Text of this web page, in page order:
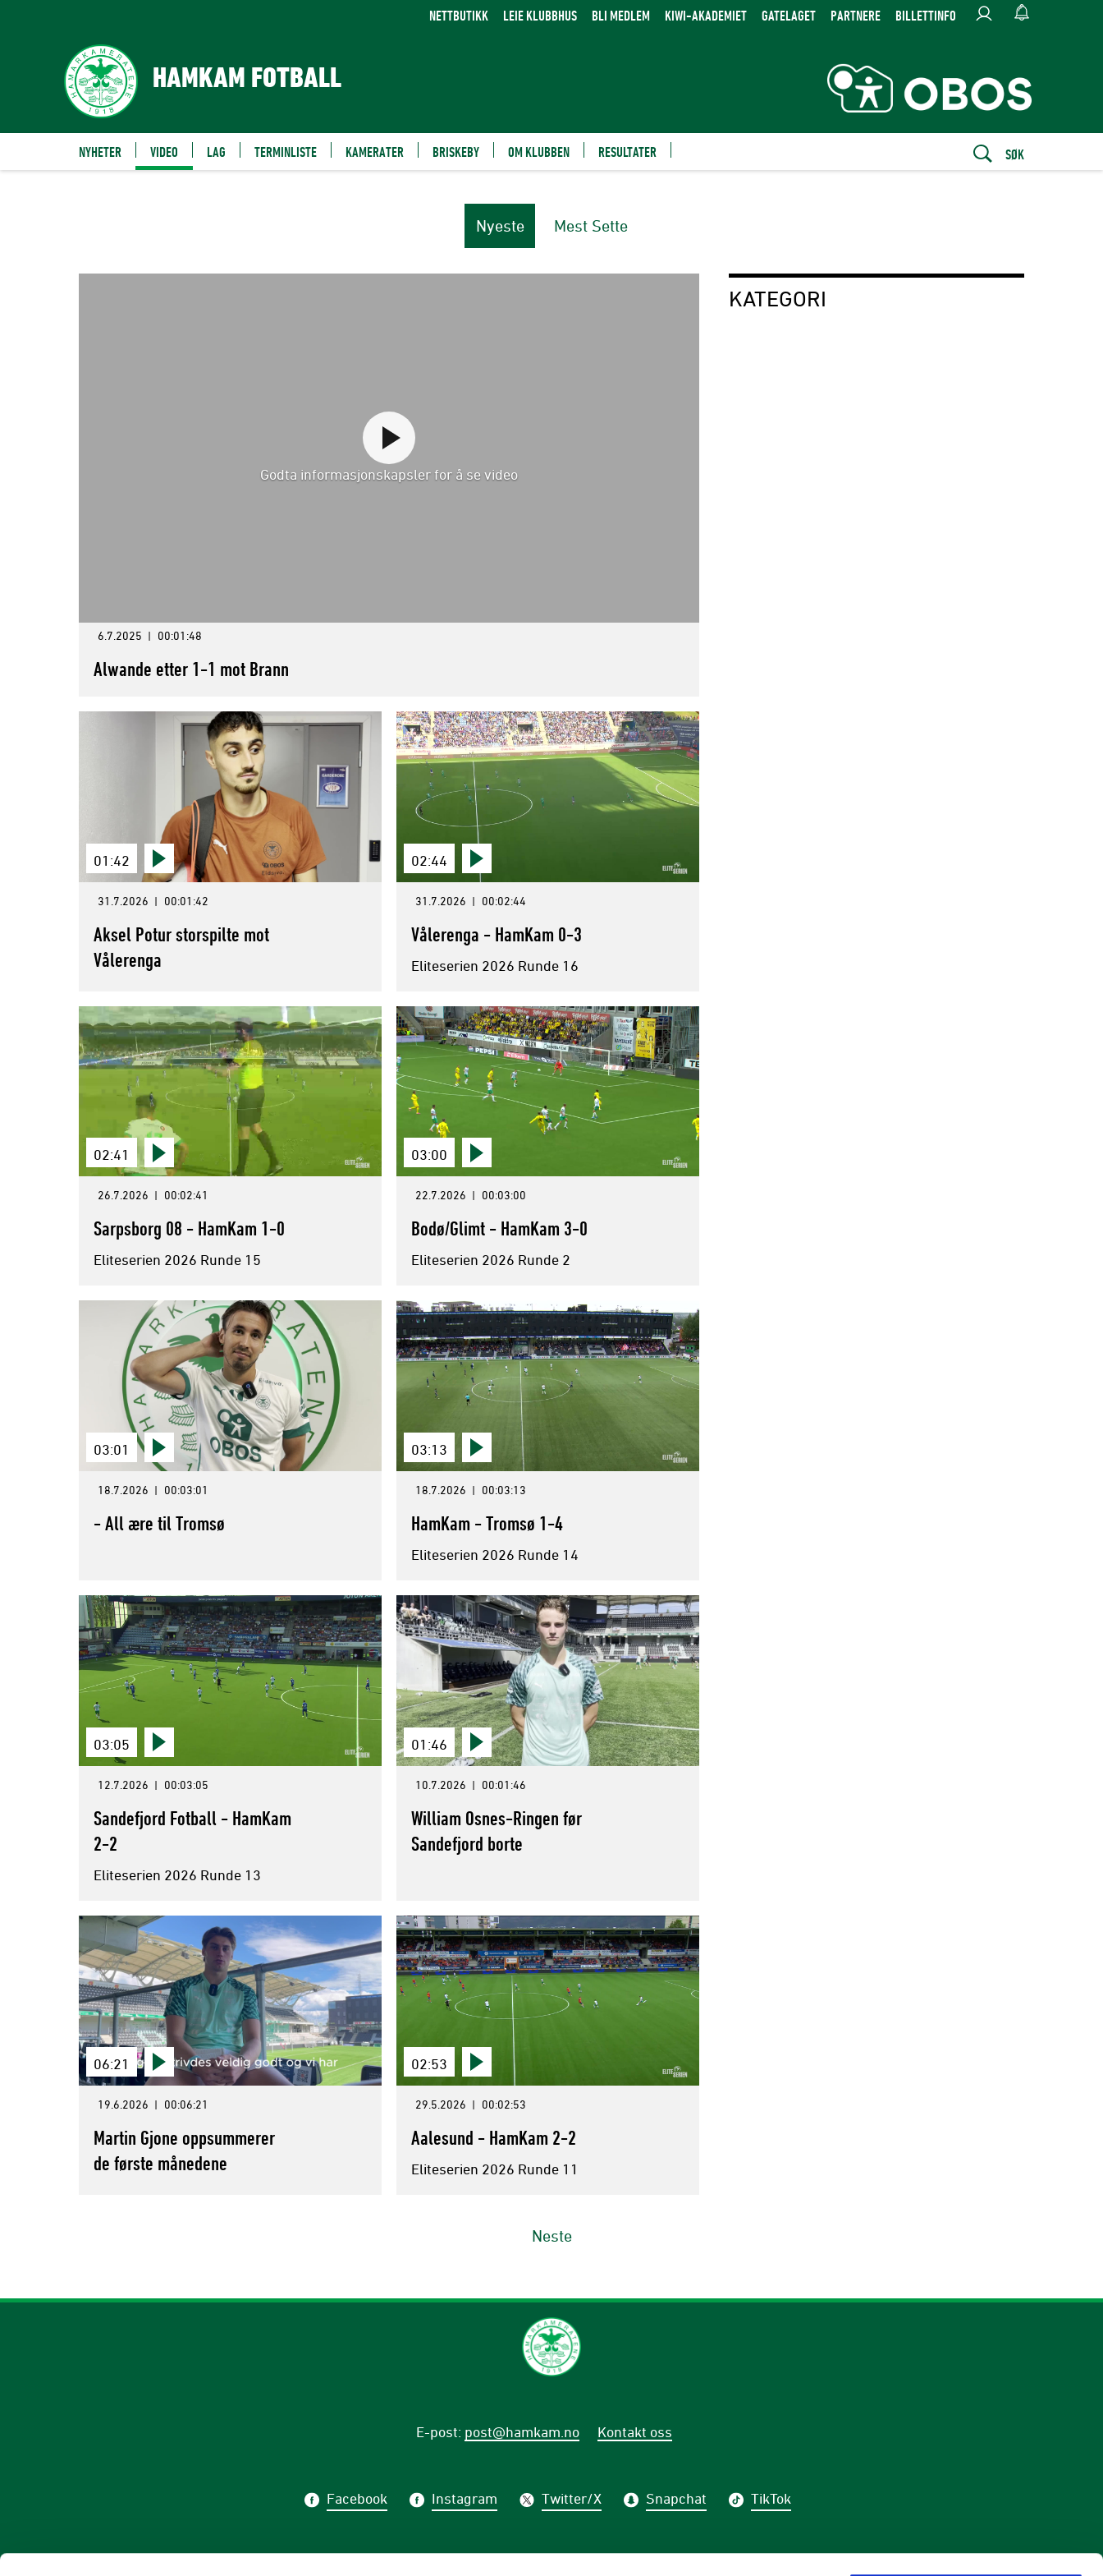
NETTBUTIKK LEIE KLUBBHUS BLI MEDLEM KIWI-AKADEMIET GATELAGET PARTNERE BILLETTINFO
HAMKAM FOTBALL
NYHETER VIDEO LAG TERMINLISTE KAMERATER BRISKEBY OM KLUBBEN RESULTATER SØK
Nyeste Mest Sette
Godta informasjonskapsler for å se video
6.7.2025 | 00:01:48
Alwande etter 1-1 mot Brann
01:42
31.7.2026 | 00:01:42
Aksel Potur storspilte mot
Vålerenga
02:44
31.7.2026 | 00:02:44
Vålerenga - HamKam 0-3
Eliteserien 2026 Runde 16
02:41
26.7.2026 | 00:02:41
Sarpsborg 08 - HamKam 1-0
Eliteserien 2026 Runde 15
03:00
22.7.2026 | 00:03:00
Bodø/Glimt - HamKam 3-0
Eliteserien 2026 Runde 2
03:01
18.7.2026 | 00:03:01
- All ære til Tromsø
03:13
18.7.2026 | 00:03:13
HamKam - Tromsø 1-4
Eliteserien 2026 Runde 14
03:05
12.7.2026 | 00:03:05
Sandefjord Fotball - HamKam
2-2
Eliteserien 2026 Runde 13
01:46
10.7.2026 | 00:01:46
William Osnes-Ringen før
Sandefjord borte
06:21
19.6.2026 | 00:06:21
Martin Gjone oppsummerer
de første månedene
02:53
29.5.2026 | 00:02:53
Aalesund - HamKam 2-2
Eliteserien 2026 Runde 11
KATEGORI
Neste
E-post: post@hamkam.no Kontakt oss
Facebook Instagram Twitter/X Snapchat TikTok